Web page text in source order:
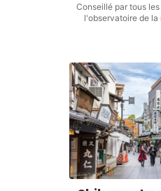
Conseillé par tous
l'observatoire de